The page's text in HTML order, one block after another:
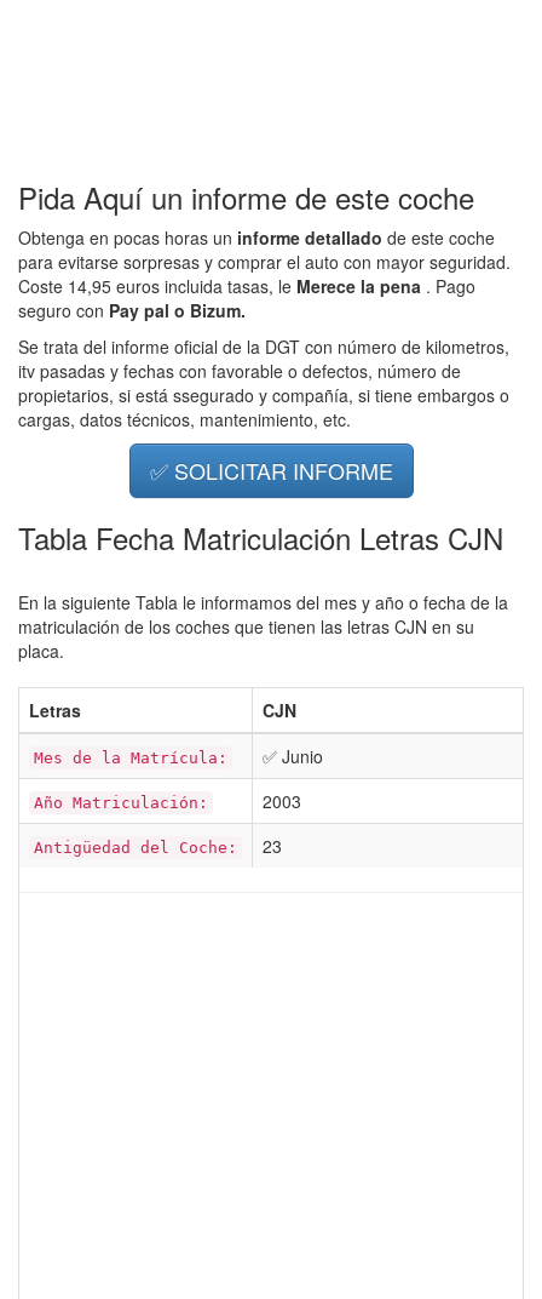
Pida Aquí un informe de este coche
Obtenga en pocas horas un informe detallado de este coche
para evitarse sorpresas y comprar el auto con mayor seguridad.
Coste 14,95 euros incluida tasas, le Merece la pena . Pago
seguro con Pay pal o Bizum.
Se trata del informe oficial de la DGT con número de kilometros,
itv pasadas y fechas con favorable o defectos, número de
propietarios, si está ssegurado y compañía, si tiene embargos o
cargas, datos técnicos, mantenimiento, etc.
✅ SOLICITAR INFORME
Tabla Fecha Matriculación Letras CJN
En la siguiente Tabla le informamos del mes y año o fecha de la
matriculación de los coches que tienen las letras CJN en su
placa.
Letras CJN
Mes de la Matrícula: ✅ Junio
Año Matriculación: 2003
Antigüedad del Coche: 23